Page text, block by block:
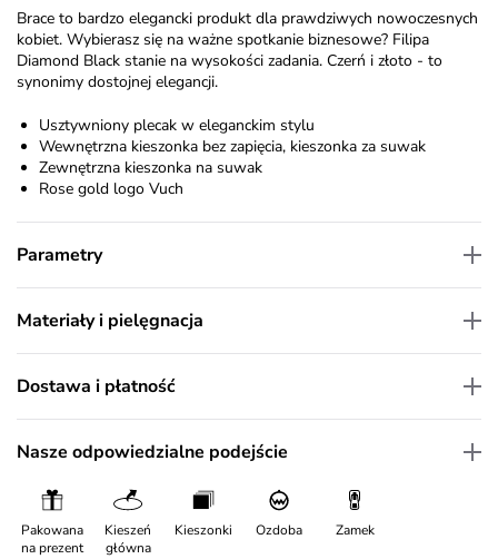
Brace to bardzo elegancki produkt dla prawdziwych nowoczesnych
kobiet. Wybierasz się na ważne spotkanie biznesowe? Filipa
Diamond Black stanie na wysokości zadania. Czerń i złoto - to
synonimy dostojnej elegancji.
Usztywniony plecak w eleganckim stylu
Wewnętrzna kieszonka bez zapięcia, kieszonka za suwak
Zewnętrzna kieszonka na suwak
Rose gold logo Vuch
Parametry
Materiały i pielęgnacja
Dostawa i płatność
Nasze odpowiedzialne podejście
Pakowana
na prezent
Kieszeń
główna
Kieszonki Ozdoba Zamek